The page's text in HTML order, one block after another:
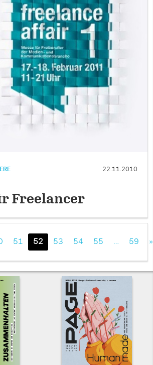
22.11.2010
Freelancer
51 52 53 54 55 59 »